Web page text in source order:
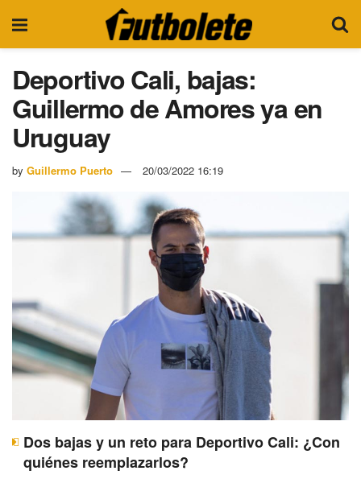
Deportivo Cali, bajas:
Guillermo de Amores ya en
Uruguay
by Guillermo Puerto 20/03/2022 16:19
Dos bajas y un reto para Deportivo Cali: ¿Con
quiénes reemplazarlos?